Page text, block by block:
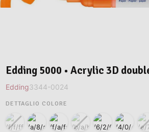
Edding 5000 • Acrylic 3D
Edding3344-0024
DETTAGLIO COLORE